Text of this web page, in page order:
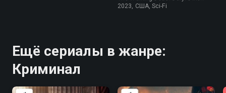
2023, США, Sci-Fi
Ещё сериалы в жанре:
Криминал